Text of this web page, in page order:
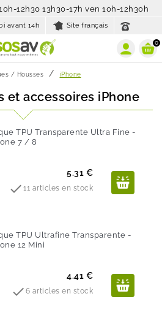
12h30 13h30-17h ven 10h-12h30h
avant 14h Site français
0
/ Housses iPhone
et accessoires iPhone
TPU Transparente Ultra Fine -
7 / 8
Prix
5.31 €
11 articles en stock
TPU Ultrafine Transparente -
12 Mini
Prix
4.41 €
 6 articles en stock